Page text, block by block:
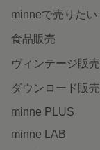
minneで売りたい
食品販売
ヴィンテージ販売
ダウンロード販売
minne PLUS
minne LAB